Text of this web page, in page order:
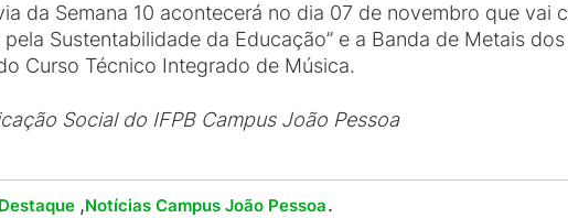
da Semana 10 acontecerá no dia 07 de novembro que
pela Sustentabilidade da Educação” e a Banda de Metais
Curso Técnico Integrado de Música.
Social do IFPB Campus João Pessoa
Destaque ,Notícias Campus João Pessoa.